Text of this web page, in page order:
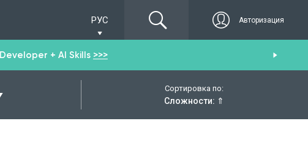
РУС Авторизация
+ AI Skills >>>
Сортировка по:
Сложности: ⇑